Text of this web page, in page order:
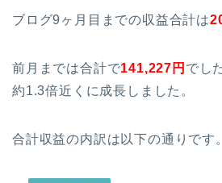
ブログ9ヶ月目までの収益合計は
前月までは合計で141,227 円 でし
約1.3倍近くに成長しました。
合計収益の内訳は以下の通りです。